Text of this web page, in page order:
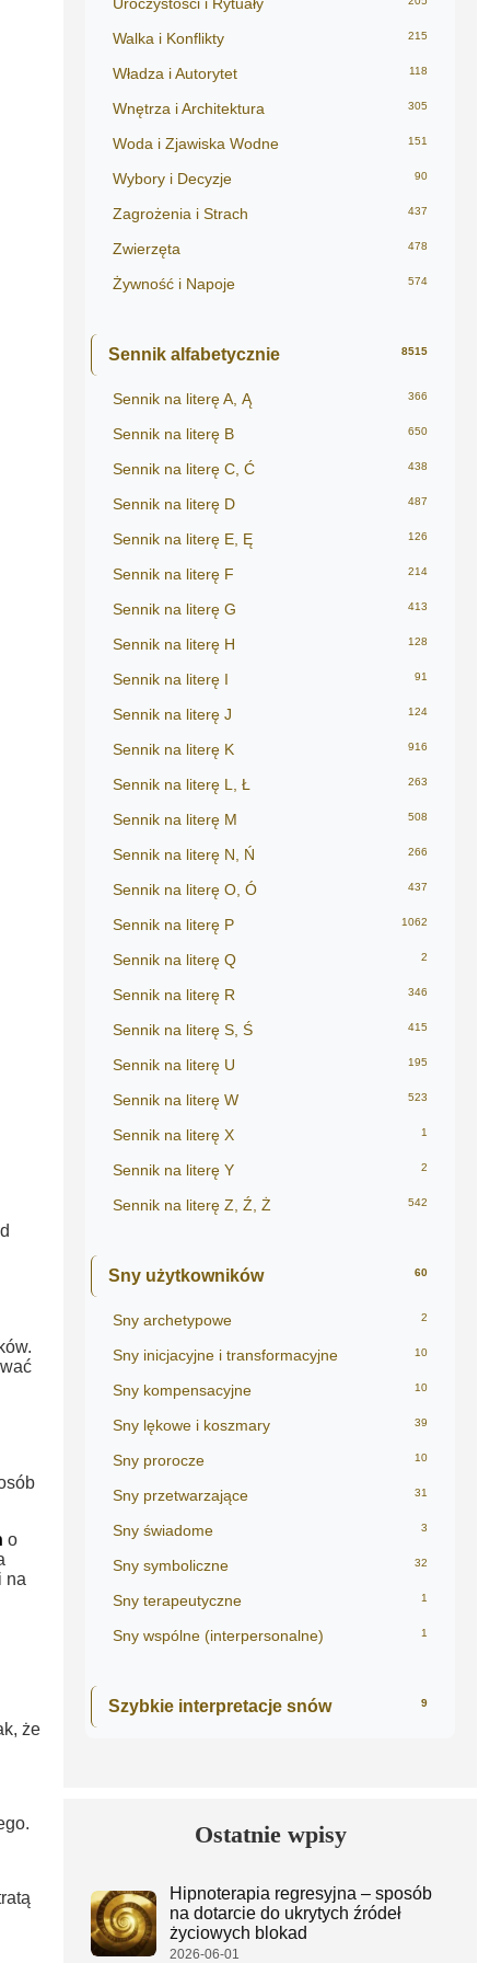
o
na
że
Walka i Konflikty 215
Władza i Autorytet 118
Wnętrza i Architektura 305
Woda i Zjawiska Wodne 151
Wybory i Decyzje 90
Zagrożenia i Strach 437
Zwierzęta 478
Żywność i Napoje 574
Sennik alfabetycznie 8515
Sennik na literę A, Ą 366
Sennik na literę B 650
Sennik na literę C, Ć 438
Sennik na literę D 487
Sennik na literę E, Ę 126
Sennik na literę F 214
Sennik na literę G 413
Sennik na literę H 128
Sennik na literę I 91
Sennik na literę J 124
Sennik na literę K 916
Sennik na literę L, Ł 263
Sennik na literę M 508
Sennik na literę N, Ń 266
Sennik na literę O, Ó 437
Sennik na literę P 1062
Sennik na literę Q 2
Sennik na literę R 346
Sennik na literę S, Ś 415
Sennik na literę U 195
Sennik na literę W 523
Sennik na literę X 1
Sennik na literę Y 2
Sennik na literę Z, Ź, Ż 542
Sny użytkowników 60
Sny archetypowe 2
Sny inicjacyjne i transformacyjne 10
Sny kompensacyjne 10
Sny lękowe i koszmary 39
Sny prorocze 10
Sny przetwarzające 31
Sny świadome 3
Sny symboliczne 32
Sny terapeutyczne 1
Sny wspólne (interpersonalne) 1
Szybkie interpretacje snów 9
Ostatnie wpisy
Hipnoterapia regresyjna – sposób
na dotarcie do ukrytych źródeł
życiowych blokad
2026-06-01